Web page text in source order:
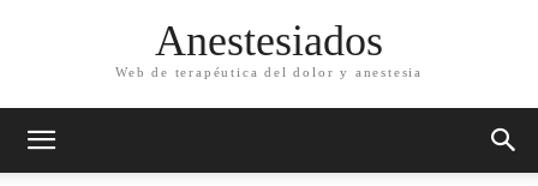
Anestesiados
Web de terapéutica del dolor y anestesia